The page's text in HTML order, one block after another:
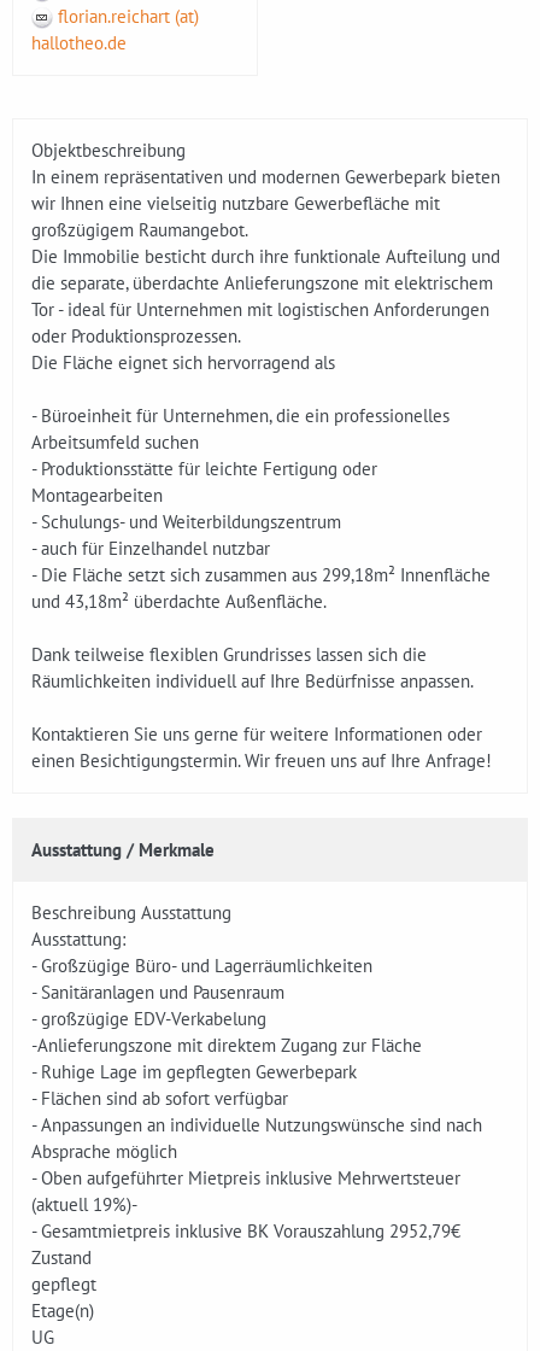
florian.reichart (at)
hallotheo.de
Objektbeschreibung
In einem repräsentativen und modernen Gewerbepark bieten
wir Ihnen eine vielseitig nutzbare Gewerbefläche mit
großzügigem Raumangebot.
Die Immobilie besticht durch ihre funktionale Aufteilung und
die separate, überdachte Anlieferungszone mit elektrischem
Tor - ideal für Unternehmen mit logistischen Anforderungen
oder Produktionsprozessen.
Die Fläche eignet sich hervorragend als
- Büroeinheit für Unternehmen, die ein professionelles
Arbeitsumfeld suchen
- Produktionsstätte für leichte Fertigung oder
Montagearbeiten
- Schulungs- und Weiterbildungszentrum
- auch für Einzelhandel nutzbar
- Die Fläche setzt sich zusammen aus 299,18m² Innenfläche
und 43,18m² überdachte Außenfläche.
Dank teilweise flexiblen Grundrisses lassen sich die
Räumlichkeiten individuell auf Ihre Bedürfnisse anpassen.
Kontaktieren Sie uns gerne für weitere Informationen oder
einen Besichtigungstermin. Wir freuen uns auf Ihre Anfrage!
Ausstattung / Merkmale
Beschreibung Ausstattung
Ausstattung:
- Großzügige Büro- und Lagerräumlichkeiten
- Sanitäranlagen und Pausenraum
- großzügige EDV-Verkabelung
-Anlieferungszone mit direktem Zugang zur Fläche
- Ruhige Lage im gepflegten Gewerbepark
- Flächen sind ab sofort verfügbar
- Anpassungen an individuelle Nutzungswünsche sind nach
Absprache möglich
- Oben aufgeführter Mietpreis inklusive Mehrwertsteuer
(aktuell 19%)-
- Gesamtmietpreis inklusive BK Vorauszahlung 2952,79€
Zustand
gepflegt
Etage(n)
UG